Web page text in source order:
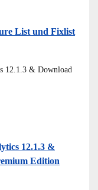
List und Fixlist
12.1.3 &
Edition